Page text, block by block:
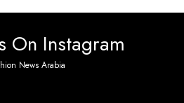
On Instagram
News Arabia